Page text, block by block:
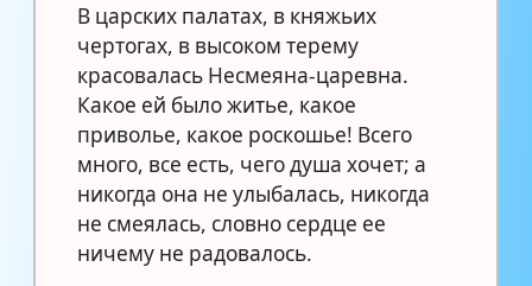
В царских палатах, в княжьих
чертогах, в высоком терему
красовалась Несмеяна-царевна.
Какое ей было житье, какое
приволье, какое роскошье! Всего
много, все есть, чего душа хочет; а
никогда она не улыбалась, никогда
не смеялась, словно сердце ее
ничему не радовалось.